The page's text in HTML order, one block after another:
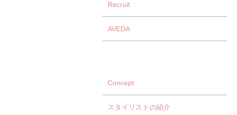
Recruit
AVEDA
Concept
スタイリストの紹介